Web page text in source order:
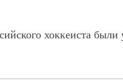
хоккеиста